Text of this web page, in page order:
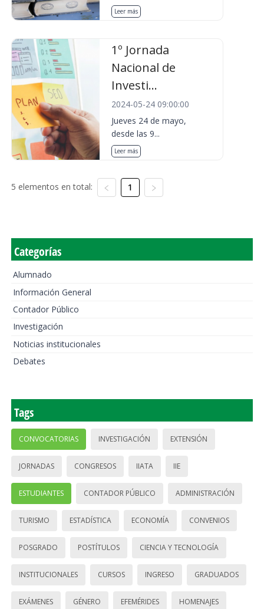
Leer más
1º Jornada
Nacional de
Investi...
2024-05-24 09:00:00
Jueves 24 de mayo,
desde las 9...
Leer más
5 elementos en total: 1
Categorías
Alumnado
Información General
Contador Público
Investigación
Noticias institucionales
Debates
Tags
CONVOCATORIAS INVESTIGACIÓN EXTENSIÓN
JORNADAS CONGRESOS IIATA IIE
ESTUDIANTES CONTADOR PÚBLICO ADMINISTRACIÓN
TURISMO ESTADÍSTICA ECONOMÍA CONVENIOS
POSGRADO POSTÍTULOS CIENCIA Y TECNOLOGÍA
INSTITUCIONALES CURSOS INGRESO GRADUADOS
EXÁMENES GÉNERO EFEMÉRIDES HOMENAJES